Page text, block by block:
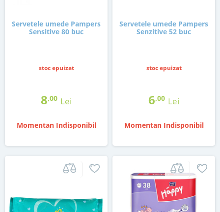
Servetele umede Pampers
Sensitive 80 buc
stoc epuizat
8,00 Lei
Momentan Indisponibil
Servetele umede Pampers
Senzitive 52 buc
stoc epuizat
6,00 Lei
Momentan Indisponibil